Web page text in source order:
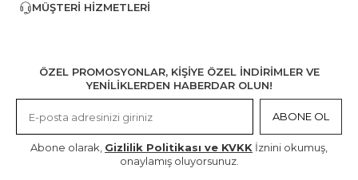
MÜŞTERI HIZMETLERI
ÖZEL PROMOSYONLAR, KİŞİYE ÖZEL İNDİRİMLER VE
YENİLİKLERDEN HABERDAR OLUN!
ABONE OL
Abone olarak, Gizlilik Politikası ve KVKK İznini okumuş,
onaylamış oluyorsunuz.